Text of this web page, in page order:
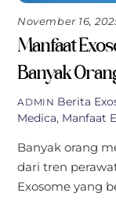
November 16,
Manfaat
Banyak
ADMIN Berita
Medica, Manfaat
Banyak orang
dari tren
Exosome yang